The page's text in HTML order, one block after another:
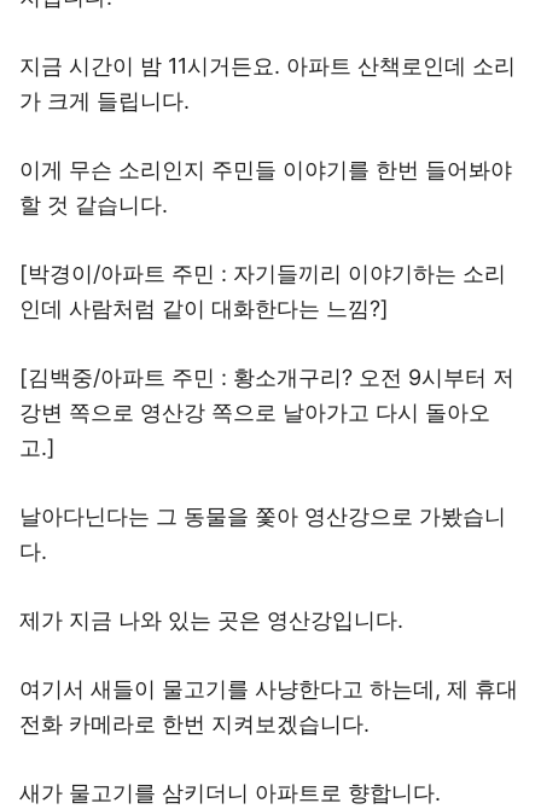
지금 시간이 밤 11시거든요. 아파트 산책로인데 소리
가 크게 들립니다.
이게 무슨 소리인지 주민들 이야기를 한번 들어봐야
할 것 같습니다.
[박경이/아파트 주민 : 자기들끼리 이야기하는 소리
인데 사람처럼 같이 대화한다는 느낌?]
[김백중/아파트 주민 : 황소개구리? 오전 9시부터 저
강변 쪽으로 영산강 쪽으로 날아가고 다시 돌아오
고.]
날아다닌다는 그 동물을 쫓아 영산강으로 가봤습니
다.
제가 지금 나와 있는 곳은 영산강입니다.
여기서 새들이 물고기를 사냥한다고 하는데, 제 휴대
전화 카메라로 한번 지켜보겠습니다.
새가 물고기를 삼키더니 아파트로 향합니다.